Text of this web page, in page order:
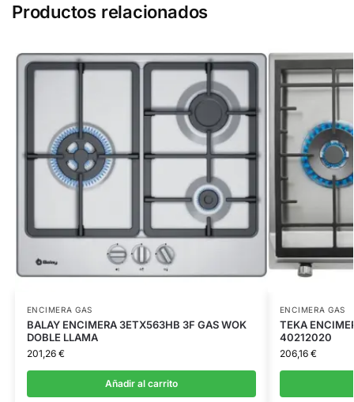
Productos relacionados
ENCIMERA GAS
BALAY ENCIMERA 3ETX563HB 3F GAS WOK
DOBLE LLAMA
201,26 €
Añadir al carrito
ENCIMERA GAS
TEKA
40212020
206,16 €